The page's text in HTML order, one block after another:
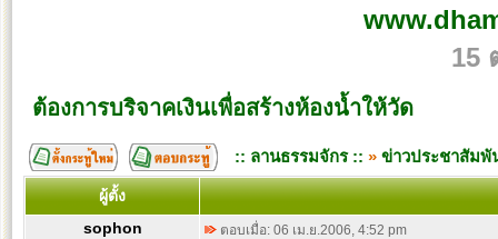
15
ต้องการบริจาคเงินเพื่อสร้างห้องน้ำให้วัด
:: ลานธรรมจักร :: » ข่าวประชาสัมพั
ผู้ตั้ง
sophon
ตอบเมื่อ: 06 เม.ย.2006, 4:52 pm